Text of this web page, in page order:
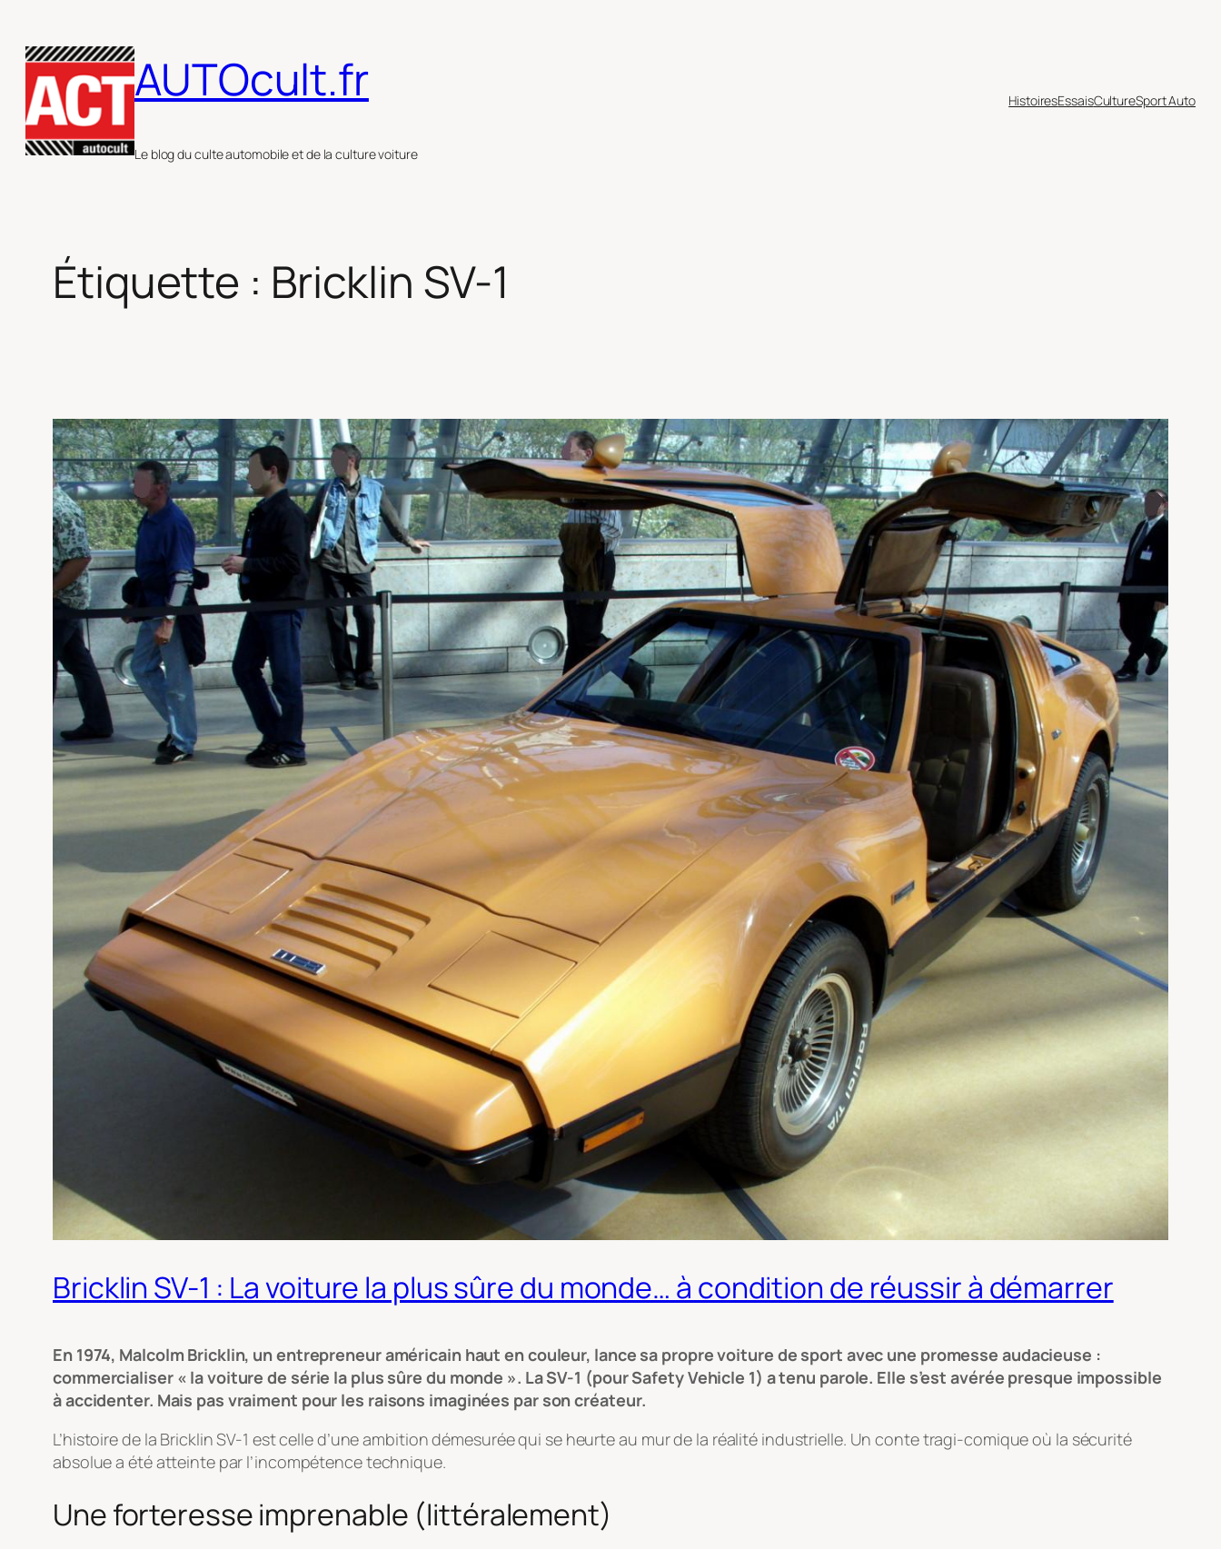
au
contenu
AUTOcult.fr
Le blog du culte automobile et de la culture voiture
HistoiresEssaisCultureSport Auto
Étiquette : Bricklin SV-1
Bricklin SV-1 : La voiture la plus sûre du monde… à condition de réussir à démarrer
En 1974, Malcolm Bricklin, un entrepreneur américain haut en couleur, lance sa propre voiture de sport avec une promesse audacieuse :
commercialiser « la voiture de série la plus sûre du monde ». La SV-1 (pourSafety Vehicle 1) a tenu parole. Elle s’est avérée presque impossible
à accidenter. Mais pas vraiment pour les raisons imaginées par son créateur.
L’histoire de la Bricklin SV-1 est celle d’une ambition démesurée qui se heurte au mur de la réalité industrielle. Un conte tragi-comique où la sécurité
absolue a été atteinte par l’incompétence technique.
Une forteresse imprenable (littéralement)